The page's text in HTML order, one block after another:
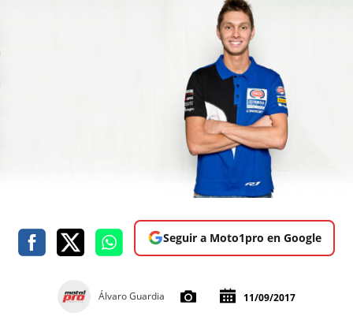
Seguir a Moto1pro en Google
Álvaro Guardia 11/09/2017